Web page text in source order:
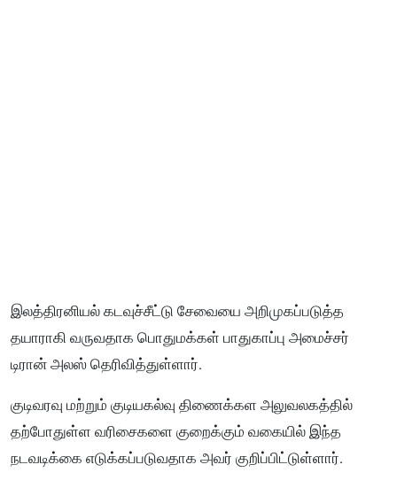
இலத்திரனியல் கடவுச்சீட்டு சேவையை அறிமுகப்படுத்த
தயாராகி வருவதாக பொதுமக்கள் பாதுகாப்பு அமைச்சர்
டிரான் அலஸ் தெரிவித்துள்ளார்.
குடிவரவு மற்றும் குடியகல்வு திணைக்கள அலுவலகத்தில்
தற்போதுள்ள வரிசைகளை குறைக்கும் வகையில் இந்த
நடவடிக்கை எடுக்கப்படுவதாக அவர் குறிப்பிட்டுள்ளார்.